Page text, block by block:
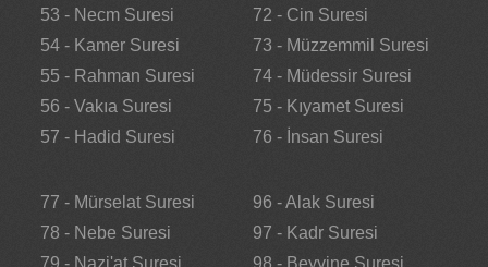
53 - Necm Suresi
54 - Kamer Suresi
55 - Rahman Suresi
56 - Vakıa Suresi
57 - Hadid Suresi
72 - Cin Suresi
73 - Müzzemmil Suresi
74 - Müdessir Suresi
75 - Kıyamet Suresi
76 - İnsan Suresi
77 - Mürselat Suresi
78 - Nebe Suresi
79 - Nazi'at Suresi
96 - Alak Suresi
97 - Kadr Suresi
98 - Beyyine Suresi